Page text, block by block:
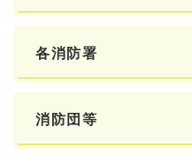
各消防署
消防団等